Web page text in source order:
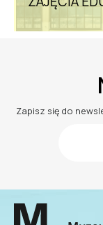
Zapisz się do